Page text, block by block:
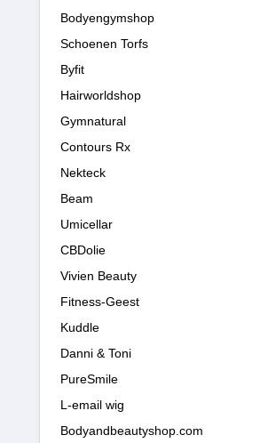
Bodyengymshop
Schoenen Torfs
Byfit
Hairworldshop
Gymnatural
Contours Rx
Nekteck
Beam
Umicellar
CBDolie
Vivien Beauty
Fitness-Geest
Kuddle
Danni & Toni
PureSmile
L-email wig
Bodyandbeautyshop.com